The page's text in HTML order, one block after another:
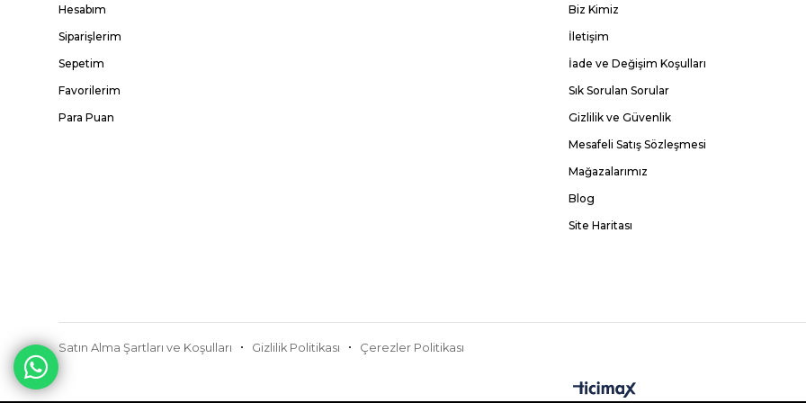
Hesabım
Siparişlerim
Sepetim
Favorilerim
Para Puan
Biz Kimiz
İletişim
İade ve Değişim Koşulları
Sık Sorulan Sorular
Gizlilik ve Güvenlik
Mesafeli Satış Sözleşmesi
Mağazalarımız
Blog
Site Haritası
Satın Alma Şartları ve Koşulları Gizlilik Politikası Çerezler Politikası